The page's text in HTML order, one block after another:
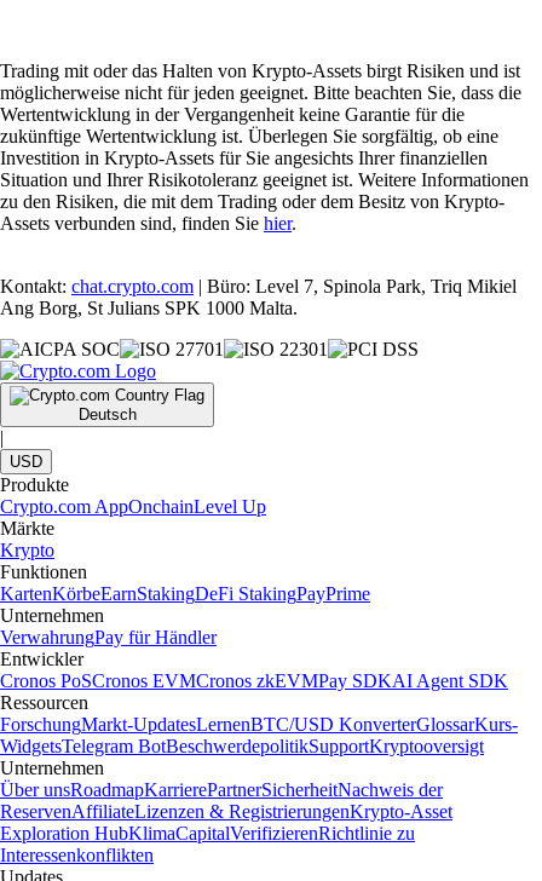
Trading mit oder das Halten von Krypto-Assets birgt Risiken und ist
möglicherweise nicht für jeden geeignet. Bitte beachten Sie, dass die
Wertentwicklung in der Vergangenheit keine Garantie für die
zukünftige Wertentwicklung ist. Überlegen Sie sorgfältig, ob eine
Investition in Krypto-Assets für Sie angesichts Ihrer finanziellen
Situation und Ihrer Risikotoleranz geeignet ist. Weitere Informationen
zu den Risiken, die mit dem Trading oder dem Besitz von Krypto-
Assets verbunden sind, finden Sie hier.
Kontakt: chat.crypto.com | Büro: Level 7, Spinola Park, Triq Mikiel
Ang Borg, St Julians SPK 1000 Malta.
Deutsch
|
USD
Produkte
Crypto.com AppOnchainLevel Up
Märkte
Krypto
Funktionen
KartenKörbeEarnStakingDeFi StakingPayPrime
Unternehmen
VerwahrungPay für Händler
Entwickler
Cronos PoSCronos EVMCronos zkEVMPay SDKAI Agent SDK
Ressourcen
ForschungMarkt-UpdatesLernenBTC/USD KonverterGlossarKurs-
WidgetsTelegram BotBeschwerdepolitikSupportKryptooversigt
Unternehmen
Über unsRoadmapKarrierePartnerSicherheitNachweis der
ReservenAffiliateLizenzen & RegistrierungenKrypto-Asset
Exploration HubKlimaCapitalVerifizierenRichtlinie zu
Interessenkonflikten
Updates